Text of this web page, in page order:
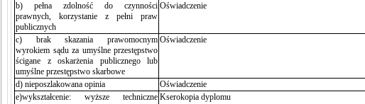
b) pełna zdolność do czynności
prawnych, korzystanie z pełni praw
publicznych
Oświadczenie
c) brak skazania prawomocnym
wyrokiem sądu za umyślne przestępstwo
ścigane z oskarżenia publicznego lub
umyślne przestępstwo skarbowe
Oświadczenie
d) nieposzlakowana opinia
Oświadczenie
e)wykształcenie: wyższe techniczne Kserokopia dyplomu